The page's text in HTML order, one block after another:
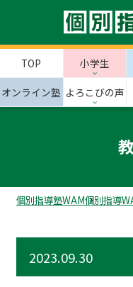
TOP 小学生
オンライン塾 よろこびの声
個別指導塾WAM個別指導
2023.09.30